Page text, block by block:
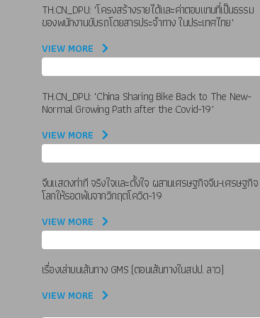
TH.CN_DPU: "โครงสร้างรายได้และค่าตอบแทนที่เป็นธรรม
ของพนักงานขับรถโดยสารประจำทาง ในประเทศไทย"
VIEW MORE
TH.CN_DPU: "China Sharing Bike Back to The New-
Normal Growing Path after the Covid-19"
VIEW MORE
จีนแสดงท่าที จริงใจและตั้งใจ ผสานเศรษฐกิจจีน-เศรษฐกิจ
โลกให้รอดพ้นจากวิกฤตโควิด-19
VIEW MORE
เรื่องเล่าบนเส้นทาง GMS (ตอนเส้นทางในสปป. ลาว)
VIEW MORE